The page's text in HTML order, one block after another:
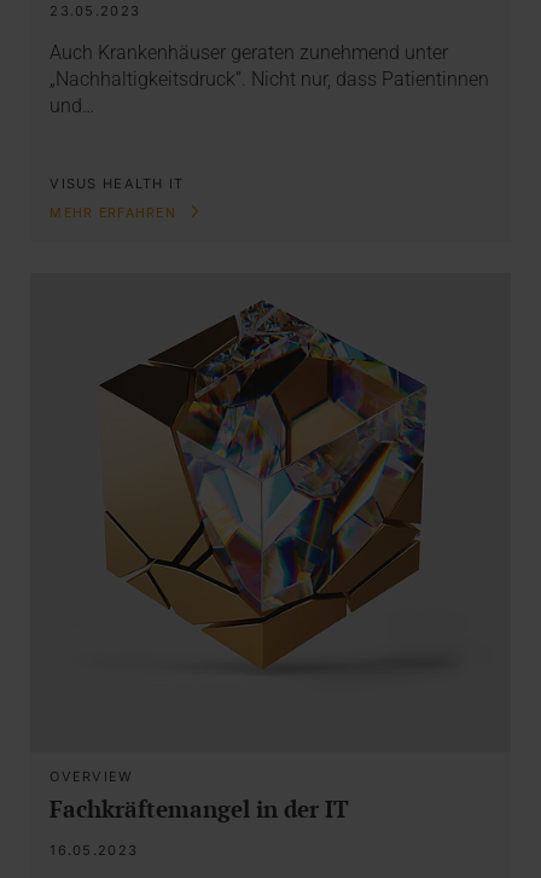
23.05.2023
Auch Krankenhäuser geraten zunehmend unter
„Nachhaltigkeitsdruck“. Nicht nur, dass Patientinnen
und…
VISUS HEALTH IT
MEHR ERFAHREN
OVERVIEW
Fachkräftemangel in der IT
16.05.2023